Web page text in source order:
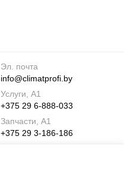
Эл. почта
info@climatprofi.by
Услуги, А1
+375 29 6-888-033
Запчасти, А1
+375 29 3-186-186